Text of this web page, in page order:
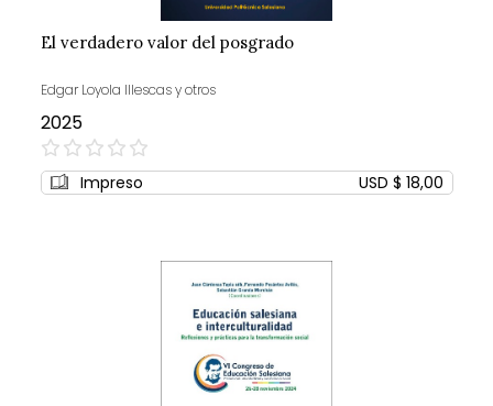
El verdadero valor del posgrado
Edgar Loyola Illescas y otros
2025
0%
Impreso USD $ 18,00